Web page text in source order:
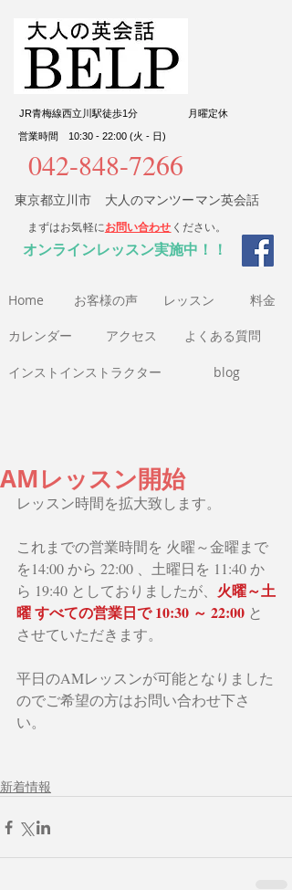
JR青梅線西立川駅徒歩1分 ​月曜定休
営業時間 10:30 - 22:00 (火 - 日)
042-848-7266
東京都立川市 大人のマンツーマン英会話
まずはお気軽にお問い合わせ ください。
​オンラインレッスン実施中！！
Home ​お客様の声
​カレンダー アクセス
インストインストラクター
​レッスン ​料金​
よくある質問
blog
AMレッスン開始
レッスン時間を拡大致します。
これまでの営業時間を 火曜～金曜まで
を14:00 から 22:00 、土曜日を 11:40 か
ら 19:40 としておりましたが、 火曜～土
曜 すべての営業日で 10:30 ～ 22:00 と
させていただきます。
平日のAMレッスンが可能となりました
のでご希望の方はお問い合わせ下さ
い。
新着情報